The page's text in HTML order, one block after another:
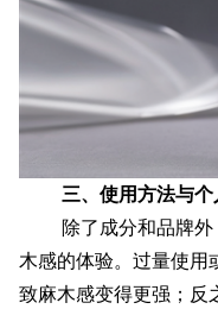
三、使用方法与
除了成分和品牌
木感的体验。过量使用
致麻木感变得更强；反